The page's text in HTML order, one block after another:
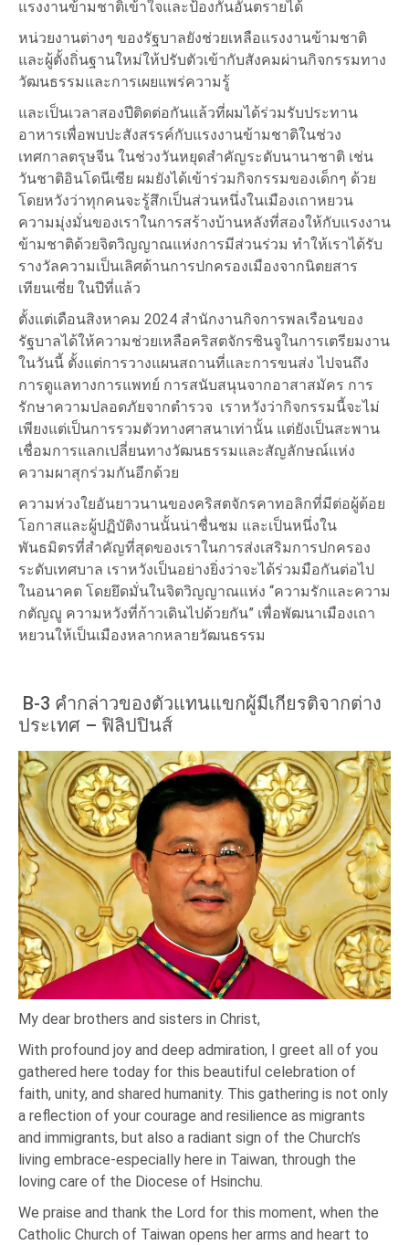
แรงงานข้ามชาติเข้าใจและป้องกันอันตรายได้
หน่วยงานต่างๆ ของรัฐบาลยังช่วยเหลือแรงงานข้ามชาติ
และผู้ตั้งถิ่นฐานใหม่ให้ปรับตัวเข้ากับสังคมผ่านกิจกรรมทาง
วัฒนธรรมและการเผยแพร่ความรู้
และเป็นเวลาสองปีติดต่อกันแล้วที่ผมได้ร่วมรับประทาน
อาหารเพื่อพบปะสังสรรค์กับแรงงานข้ามชาติในช่วง
เทศกาลตรุษจีน ในช่วงวันหยุดสำคัญระดับนานาชาติ เช่น
วันชาติอินโดนีเซีย ผมยังได้เข้าร่วมกิจกรรมของเด็กๆ ด้วย
โดยหวังว่าทุกคนจะรู้สึกเป็นส่วนหนึ่งในเมืองเถาหยวน
ความมุ่งมั่นของเราในการสร้างบ้านหลังที่สองให้กับแรงงาน
ข้ามชาติด้วยจิตวิญญาณแห่งการมีส่วนร่วม ทำให้เราได้รับ
รางวัลความเป็นเลิศด้านการปกครองเมืองจากนิตยสาร
เทียนเซี่ย ในปีที่แล้ว
ตั้งแต่เดือนสิงหาคม 2024 สำนักงานกิจการพลเรือนของ
รัฐบาลได้ให้ความช่วยเหลือคริสตจักรซินจูในการเตรียมงาน
ในวันนี้ ตั้งแต่การวางแผนสถานที่และการขนส่ง ไปจนถึง
การดูแลทางการแพทย์ การสนับสนุนจากอาสาสมัคร การ
รักษาความปลอดภัยจากตำรวจ เราหวังว่ากิจกรรมนี้จะไม่
เพียงแต่เป็นการรวมตัวทางศาสนาเท่านั้น แต่ยังเป็นสะพาน
เชื่อมการแลกเปลี่ยนทางวัฒนธรรมและสัญลักษณ์แห่ง
ความผาสุกร่วมกันอีกด้วย
ความห่วงใยอันยาวนานของคริสตจักรคาทอลิกที่มีต่อผู้ด้อย
โอกาสและผู้ปฏิบัติงานนั้นน่าชื่นชม และเป็นหนึ่งใน
พันธมิตรที่สำคัญที่สุดของเราในการส่งเสริมการปกครอง
ระดับเทศบาล เราหวังเป็นอย่างยิ่งว่าจะได้ร่วมมือกันต่อไป
ในอนาคต โดยยึดมั่นในจิตวิญญาณแห่ง “ความรักและความ
กตัญญู ความหวังที่ก้าวเดินไปด้วยกัน” เพื่อพัฒนาเมืองเถา
หยวนให้เป็นเมืองหลากหลายวัฒนธรรม
B-3 คำกล่าวของตัวแทนแขกผู้มีเกียรติจากต่าง
ประเทศ – ฟิลิปปินส์
My dear brothers and sisters in Christ,
With profound joy and deep admiration, I greet all of you
gathered here today for this beautiful celebration of
faith, unity, and shared humanity. This gathering is not only
a reflection of your courage and resilience as migrants
and immigrants, but also a radiant sign of the Church’s
living embrace-especially here in Taiwan, through the
loving care of the Diocese of Hsinchu.
We praise and thank the Lord for this moment, when the
Catholic Church of Taiwan opens her arms and heart to